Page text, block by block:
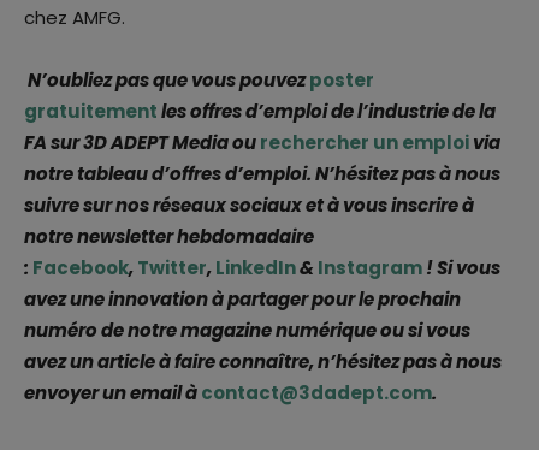
chez AMFG.
N’oubliez pas que vous pouvezposter
gratuitementles offres d’emploi de l’industrie de la
FA sur 3D ADEPT Media ourechercher un emploivia
notre tableau d’offres d’emploi. N’hésitez pas à nous
suivre sur nos réseaux sociaux et à vous inscrire à
notre newsletter hebdomadaire
: Facebook,Twitter,LinkedIn& Instagram! Si vous
avez une innovation à partager pour le prochain
numéro de notre magazine numérique ou si vous
avez un article à faire connaître, n’hésitez pas à nous
envoyer un email àcontact@3dadept.com.